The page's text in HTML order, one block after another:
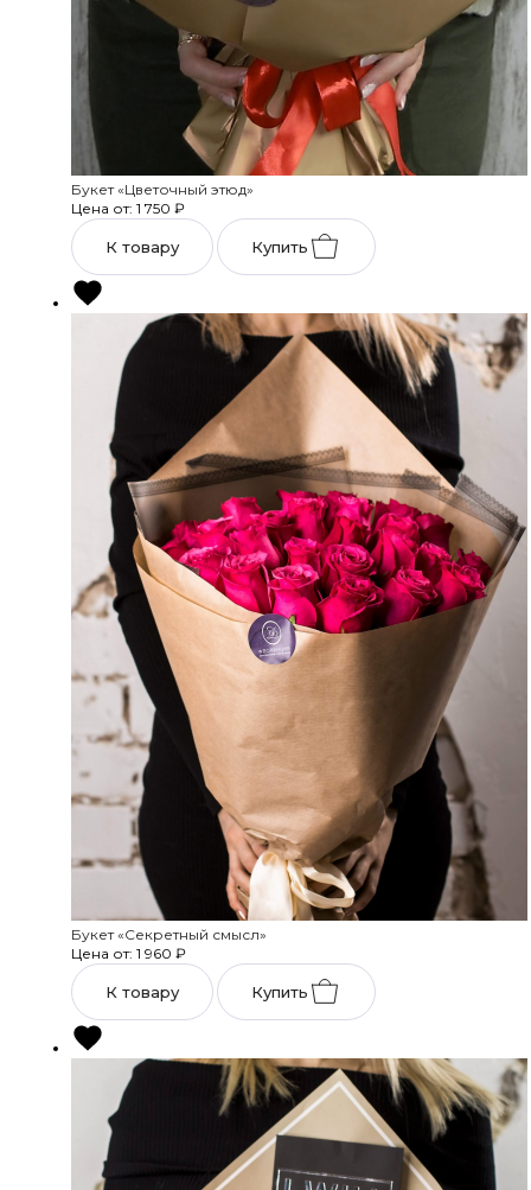
Букет «Цветочный этюд»
Цена от: 1 750 ₽
К товару Купить
Букет «Секретный смысл»
Цена от: 1 960 ₽
К товару Купить